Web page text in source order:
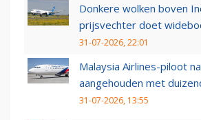
Donkere wolken boven
prijsvechter doet
31-07-2026, 22:01
Malaysia Airlines-piloot
aangehouden met
31-07-2026, 13:55